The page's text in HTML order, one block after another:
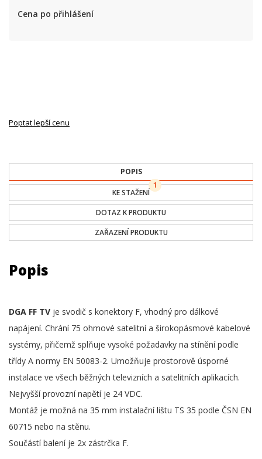
Cena po přihlášení
Poptat lepší cenu
POPIS
KE STAŽENÍ
1
DOTAZ K PRODUKTU
ZAŘAZENÍ PRODUKTU
Popis
DGA FF TV je svodič s konektory F, vhodný pro dálkové
napájení. Chrání 75 ohmové satelitní a širokopásmové kabelové
systémy, přičemž splňuje vysoké požadavky na stínění podle
třídy A normy EN 50083-2. Umožňuje prostorově úsporné
instalace ve všech běžných televizních a satelitních aplikacích.
Nejvyšší provozní napětí je 24 VDC.
Montáž je možná na 35 mm instalační lištu TS 35 podle ČSN EN
60715 nebo na stěnu.
Součástí balení je 2x zástrčka F.